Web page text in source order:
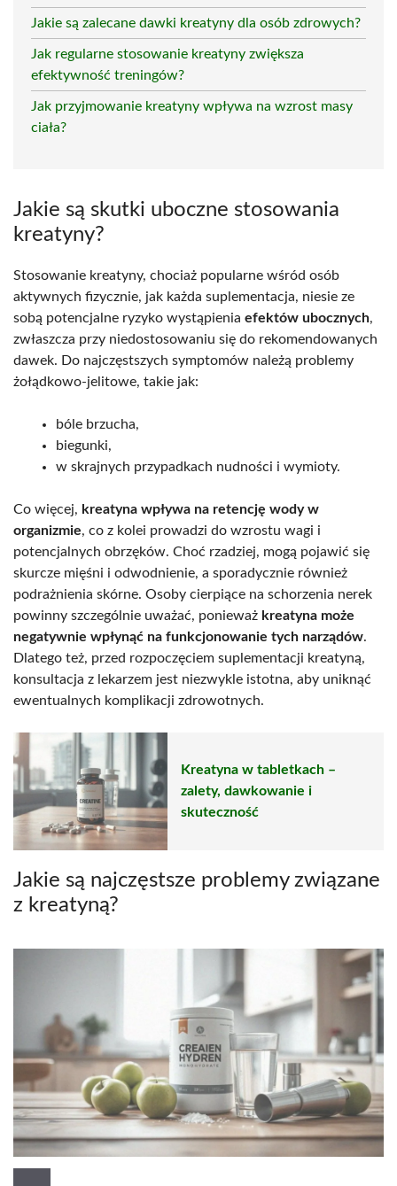
Jakie są zalecane dawki kreatyny dla osób zdrowych?
Jak regularne stosowanie kreatyny zwiększa
efektywność treningów?
Jak przyjmowanie kreatyny wpływa na wzrost masy
ciała?
Jakie są skutki uboczne stosowania
kreatyny?
Stosowanie kreatyny, chociaż popularne wśród osób
aktywnych fizycznie, jak każda suplementacja, niesie ze
sobą potencjalne ryzyko wystąpienia efektów ubocznych,
zwłaszcza przy niedostosowaniu się do rekomendowanych
dawek. Do najczęstszych symptomów należą problemy
żołądkowo-jelitowe, takie jak:
bóle brzucha,
biegunki,
w skrajnych przypadkach nudności i wymioty.
Co więcej, kreatyna wpływa na retencję wody w
organizmie, co z kolei prowadzi do wzrostu wagi i
potencjalnych obrzęków. Choć rzadziej, mogą pojawić się
skurcze mięśni i odwodnienie, a sporadycznie również
podrażnienia skórne. Osoby cierpiące na schorzenia nerek
powinny szczególnie uważać, ponieważ kreatyna może
negatywnie wpłynąć na funkcjonowanie tych narządów.
Dlatego też, przed rozpoczęciem suplementacji kreatyną,
konsultacja z lekarzem jest niezwykle istotna, aby uniknąć
ewentualnych komplikacji zdrowotnych.
Kreatyna w tabletkach –
zalety, dawkowanie i
skuteczność
Jakie są najczęstsze problemy związane
z kreatyną?